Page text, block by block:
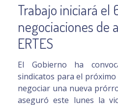
Trabajo iniciará el
negociaciones de
ERTES
El Gobierno ha
sindicatos para el próximo
negociar una nueva
aseguró este lunes la